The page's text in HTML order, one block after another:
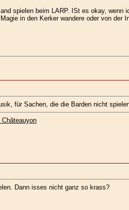
spielen beim LARP. ISt es okay, wenn
in den Kerker wandere oder von der
für Sachen, die die Barden nicht
Châteauyon
Dann isses nicht ganz so krass?